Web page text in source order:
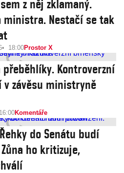
z něj zklamaný.
Nestačí se tak
18:00Prostor X
Kontroverzní
závěsu ministryně
16:00Komentáře
do Senátu budí
ho kritizuje,